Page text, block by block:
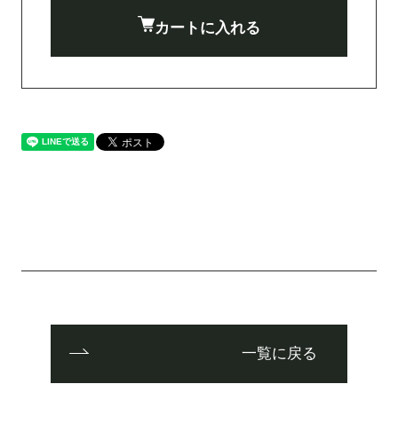
一覧に戻る
カートに入れる